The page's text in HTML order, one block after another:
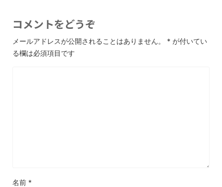
コメントをどうぞ
メールアドレスが公開されることはありません。 * が付いてい
る欄は必須項目です
名前 *